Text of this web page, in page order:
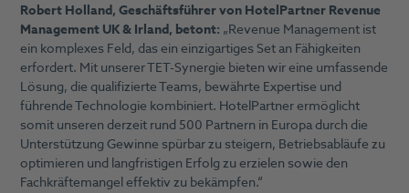
Robert Holland, Geschäftsführer von HotelPartner Revenue
Management UK & Irland, betont: „Revenue Management ist
ein komplexes Feld, das ein einzigartiges Set an Fähigkeiten
erfordert. Mit unserer TET-Synergie bieten wir eine umfassende
Lösung, die qualifizierte Teams, bewährte Expertise und
führende Technologie kombiniert. HotelPartner ermöglicht
somit unseren derzeit rund 500 Partnern in Europa durch die
Unterstützung Gewinne spürbar zu steigern, Betriebsabläufe zu
optimieren und langfristigen Erfolg zu erzielen sowie den
Fachkräftemangel effektiv zu bekämpfen.“